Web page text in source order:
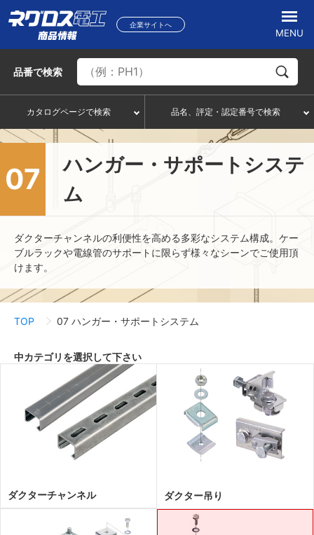
企業サイトへ
MENU
品番で検索
カタログページで検索 品名、評定・認定番号で検索
07
ハンガー・サポートシステ
ム
ダクターチャンネルの利便性を高める多彩なシステム構成。ケー
ブルラックや電線管のサポートに限らず様々なシーンでご使用頂
けます。
TOP 07 ハンガー・サポートシステム
中カテゴリを選択して下さい
ダクターチャンネル ダクター吊り